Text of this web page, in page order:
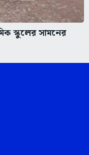
স্কুলের সামনের